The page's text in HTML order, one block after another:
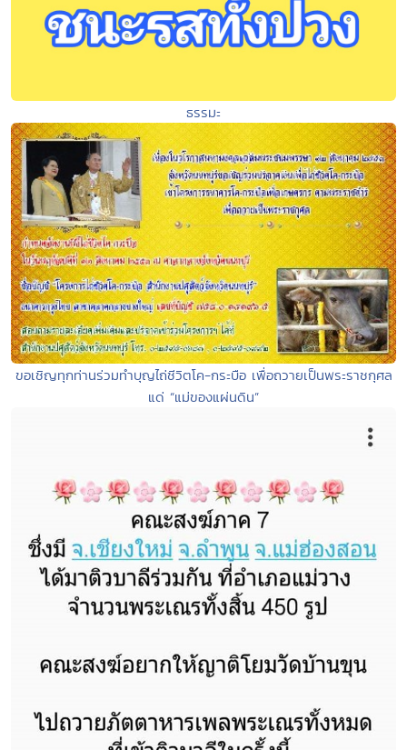
ธรรมะ
ขอเชิญทุกท่านร่วมทำบุญไถ่ชีวิตโค-กระบือ เพื่อถวายเป็นพระราชกุศล
แด่ “แม่ของแผ่นดิน”